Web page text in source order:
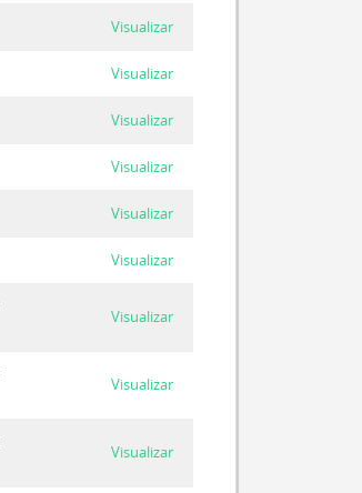
Visualizar
Visualizar
Visualizar
Visualizar
Visualizar
Visualizar
Visualizar
Visualizar
Visualizar